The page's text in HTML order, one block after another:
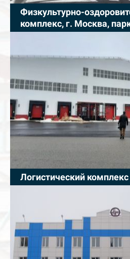
Физкультурно-
комплекс, г. Москва,
Логистический